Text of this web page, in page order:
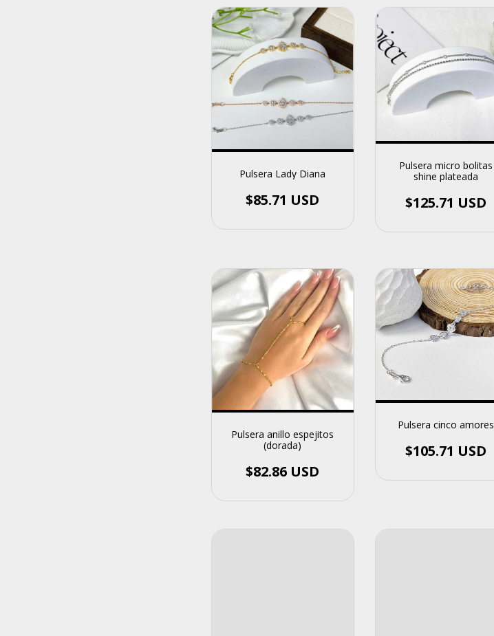
Pulsera Lady Diana
$85.71 USD
Pulsera micro bolitas
shine plateada
$125.71 USD
Pulsera anillo espejitos
(dorada)
$82.86 USD
Pulsera cinco amores
$105.71 USD